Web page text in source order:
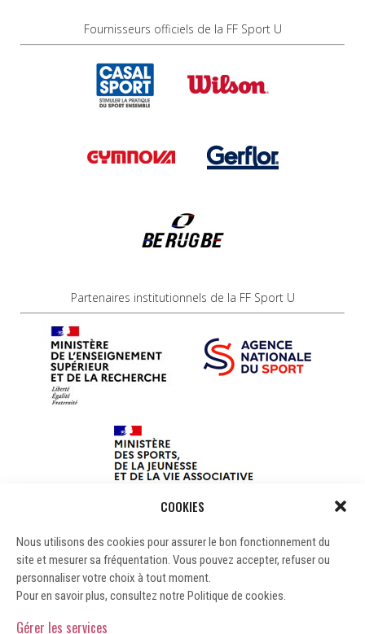
COOKIES
Nous utilisons des cookies pour assurer le bon fonctionnement du
site et mesurer sa fréquentation. Vous pouvez accepter, refuser ou
personnaliser votre choix à tout moment.
Pour en savoir plus, consultez notre Politique de cookies.
Gérer les services
Fournisseurs officiels de la FF Sport U
Partenaires institutionnels de la FF Sport U